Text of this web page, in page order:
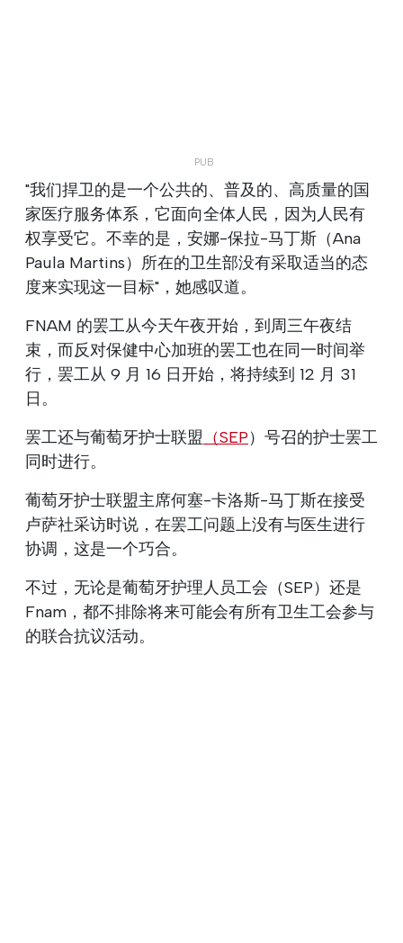
"我们捍卫的是一个公共的、普及的、高质量的国
家医疗服务体系，它面向全体人民，因为人民有
权享受它。不幸的是，安娜-保拉-马丁斯（Ana
Paula Martins）所在的卫生部没有采取适当的态
度来实现这一目标"，她感叹道。
FNAM 的罢工从今天午夜开始，到周三午夜结
束，而反对保健中心加班的罢工也在同一时间举
行，罢工从 9 月 16 日开始，将持续到 12 月 31
日。
罢工还与葡萄牙护士联盟 （SEP）号召的护士罢工
同时进行。
葡萄牙护士联盟主席何塞-卡洛斯-马丁斯在接受
卢萨社采访时说，在罢工问题上没有与医生进行
协调，这是一个巧合。
不过，无论是葡萄牙护理人员工会（SEP）还是
Fnam，都不排除将来可能会有所有卫生工会参与
的联合抗议活动。